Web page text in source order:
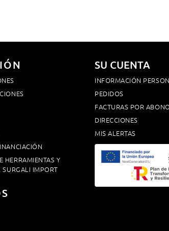
HERRAMIENTAS Y
IMPORT
SU CUENTA
INFORMACIÓN
PEDIDOS
FACTURAS POR
DIRECCIONES
MIS ALERTAS